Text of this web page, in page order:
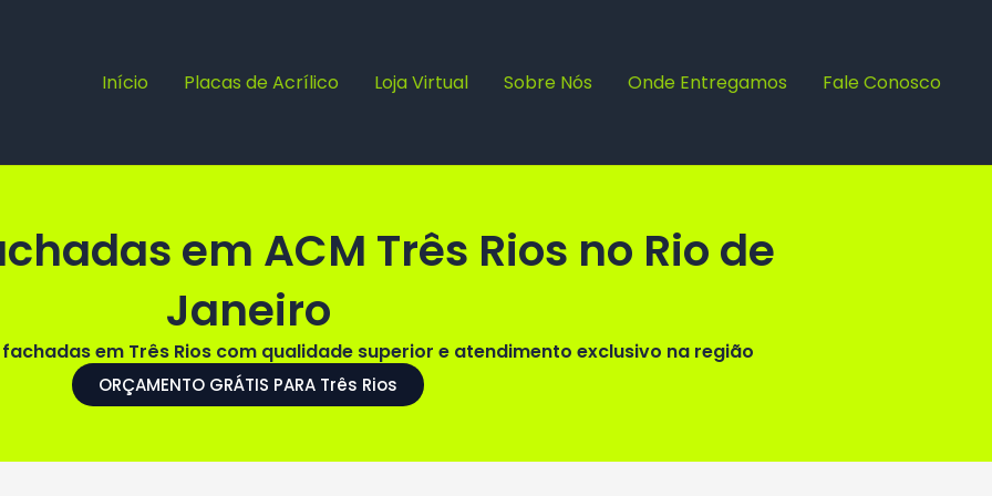
Início Placas de Acrílico Loja Virtual Sobre Nós Onde Entregamos Fale Conosco
em ACM Três Rios no Rio de
Janeiro
em Três Rios com qualidade superior e atendimento exclusivo na região
ORÇAMENTO GRÁTIS PARA Três Rios